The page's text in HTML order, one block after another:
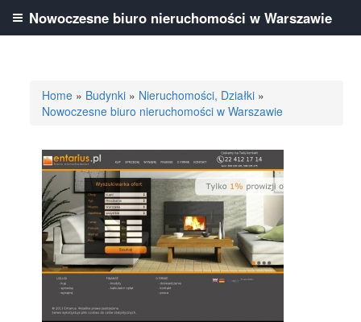
Home » Budynki » Nieruchomości, Działki »
Nowoczesne biuro nieruchomości w Warszawie
Nowoczesne biuro nieruchomości w Warszawie